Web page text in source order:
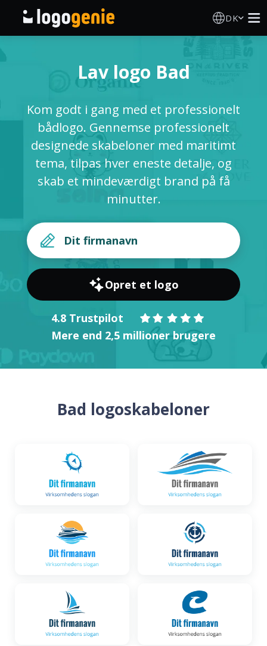
DK
AI logogenerator
Logoidéer
Trykte produkter
LOG IND
Lav logo Bad
Kom godt i gang med et professionelt
bådlogo. Gennemse professionelt
designede skabeloner med maritimt
tema, tilpas hver eneste detalje, og
skab et mindeværdigt brand på få
minutter.
Opret et logo
4.8 Trustpilot
Mere end 2,5 millioner brugere
Bad logoskabeloner